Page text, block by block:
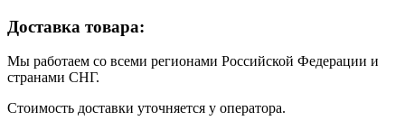
Доставка товара:
Мы работаем со всеми регионами Российской Федерации и
странами СНГ.
Стоимость доставки уточняется у оператора.